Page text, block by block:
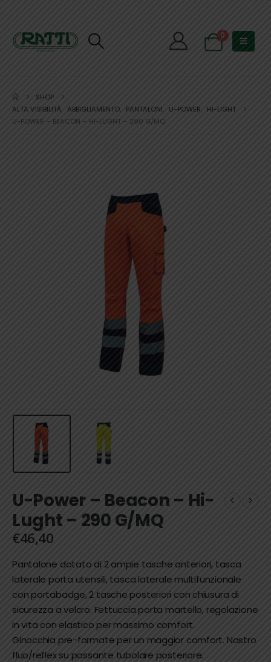
0
SHOP
ALTA VISIBILITÀ, ABBIGLIAMENTO, PANTALONI, U-POWER, HI-LIGHT
U-POWER – BEACON – HI-LUGHT – 290 G/MQ
U-Power – Beacon – Hi-
Lught – 290 G/MQ
€46,40
Pantalone dotato di 2 ampie tasche anteriori, tasca
laterale porta utensili, tasca laterale multifunzionale
con portabadge, 2 tasche posteriori con chiusura di
sicurezza a velcro. Fettuccia porta martello, regolazione
in vita con elastico per massimo comfort.
Ginocchia pre-formate per un maggior comfort. Nastro
fluo/reflex su passante tubolare posteriore.